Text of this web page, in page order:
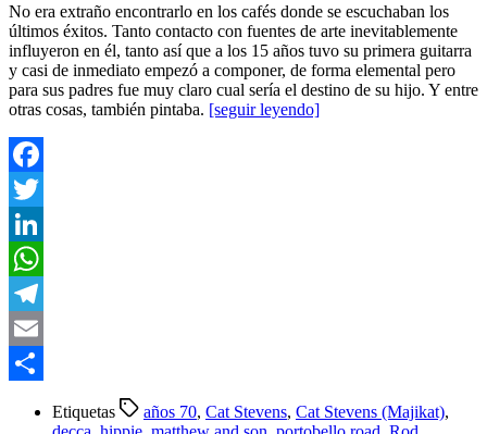
No era extraño encontrarlo en los cafés donde se escuchaban los
últimos éxitos. Tanto contacto con fuentes de arte inevitablemente
influyeron en él, tanto así que a los 15 años tuvo su primera guitarra
y casi de inmediato empezó a componer, de forma elemental pero
para sus padres fue muy claro cual sería el destino de su hijo. Y entre
otras cosas, también pintaba. [seguir leyendo]
Facebook
Twitter
LinkedIn
WhatsApp
Telegram
Email
Etiquetas años 70, Cat Stevens, Cat Stevens (Majikat),